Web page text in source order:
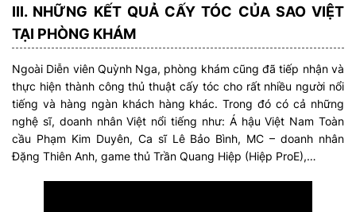
III. NHỮNG KẾT QUẢ CẤY TÓC CỦA SAO VIỆT
TẠI PHÒNG KHÁM
Ngoài Diễn viên Quỳnh Nga, phòng khám cũng đã tiếp nhận và
thực hiện thành công thủ thuật cấy tóc cho rất nhiều người nổi
tiếng và hàng ngàn khách hàng khác. Trong đó có cả những
nghệ sĩ, doanh nhân Việt nổi tiếng như: Á hậu Việt Nam Toàn
cầu Phạm Kim Duyên, Ca sĩ Lê Bảo Bình, MC – doanh nhân
Đặng Thiên Anh, game thủ Trần Quang Hiệp (Hiệp ProE),…